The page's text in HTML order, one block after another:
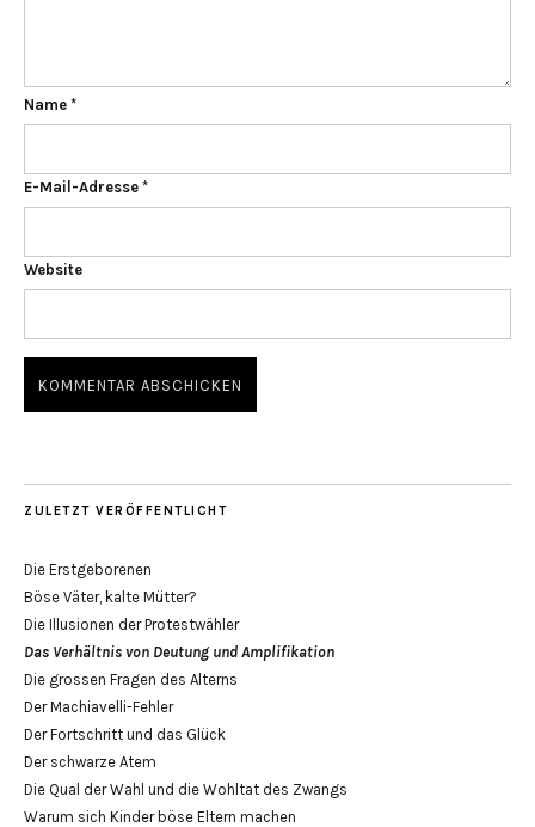
Name *
E-Mail-Adresse *
Website
ZULETZT VERÖFFENTLICHT
Die Erstgeborenen
Böse Väter, kalte Mütter?
Die Illusionen der Protestwähler
Das Verhältnis von Deutung und Amplifikation
Die grossen Fragen des Alterns
Der Machiavelli-Fehler
Der Fortschritt und das Glück
Der schwarze Atem
Die Qual der Wahl und die Wohltat des Zwangs
Warum sich Kinder böse Eltern machen